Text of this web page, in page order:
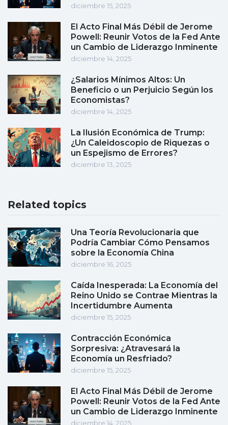
diciembre 15, 2025
El Acto Final Más Débil de Jerome
Powell: Reunir Votos de la Fed Ante
un Cambio de Liderazgo Inminente
diciembre 14, 2025
¿Salarios Mínimos Altos: Un
Beneficio o un Perjuicio Según los
Economistas?
diciembre 14, 2025
La Ilusión Económica de Trump:
¿Un Caleidoscopio de Riquezas o
un Espejismo de Errores?
diciembre 13, 2025
Related topics
Una Teoría Revolucionaria que
Podría Cambiar Cómo Pensamos
sobre la Economía China
diciembre 16, 2025
Caída Inesperada: La Economía del
Reino Unido se Contrae Mientras la
Incertidumbre Aumenta
diciembre 15, 2025
Contracción Económica
Sorpresiva: ¿Atravesará la
Economía un Resfriado?
diciembre 15, 2025
El Acto Final Más Débil de Jerome
Powell: Reunir Votos de la Fed Ante
un Cambio de Liderazgo Inminente
diciembre 14, 2025